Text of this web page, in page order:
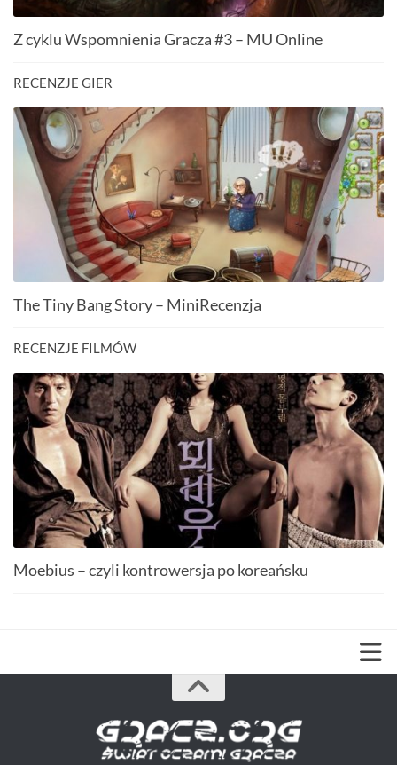
Z cyklu Wspomnienia Gracza #3 – MU Online
RECENZJE GIER
The Tiny Bang Story – MiniRecenzja
RECENZJE FILMÓW
Moebius – czyli kontrowersja po koreańsku